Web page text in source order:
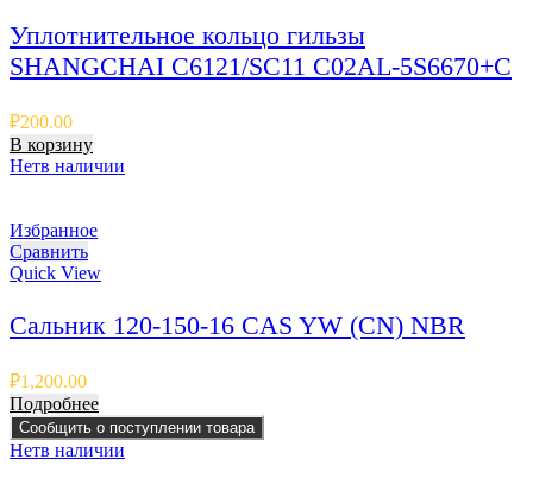
Уплотнительное кольцо гильзы
SHANGCHAI C6121/SC11 C02AL-5S6670+C
₽200.00
В корзину
Нетв наличии
Избранное
Сравнить
Quick View
Сальник 120-150-16 CAS YW (CN) NBR
₽1,200.00
Подробнее
Сообщить о поступлении товара
Нетв наличии